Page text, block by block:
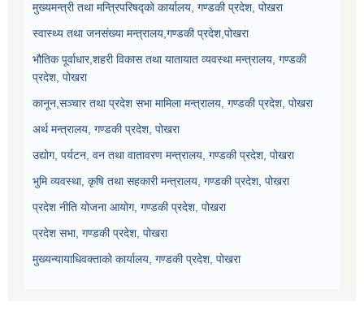
मुख्यमन्त्री तथा मन्त्रिपरिषद्को कार्यालय, गण्डकी प्रदेश, पोखरा
स्वास्थ्य तथा जनसंख्या मन्त्रालय,गण्डकी प्रदेश,पोखरा
भौतिक पूर्वाधार,शहरी विकास तथा यातायात व्यवस्था मन्त्रालय, गण्डकी
प्रदेश, पोखरा
कानून,सञ्चार तथा प्रदेश सभा मामिला मन्त्रालय, गण्डकी प्रदेश, पोखरा
अर्थ मन्त्रालय, गण्डकी प्रदेश, पोखरा
उद्योग, पर्यटन, वन तथा वातावरण मन्त्रालय, गण्डकी प्रदेश, पोखरा
भुमि व्यवस्था, कृषि तथा सहकारी मन्त्रालय, गण्डकी प्रदेश, पोखरा
प्रदेश नीति योजना आयोग, गण्डकी प्रदेश, पोखरा
प्रदेश सभा, गण्डकी प्रदेश, पोखरा
मुख्यन्यायाधिवक्ताको कार्यालय, गण्डकी प्रदेश, पोखरा